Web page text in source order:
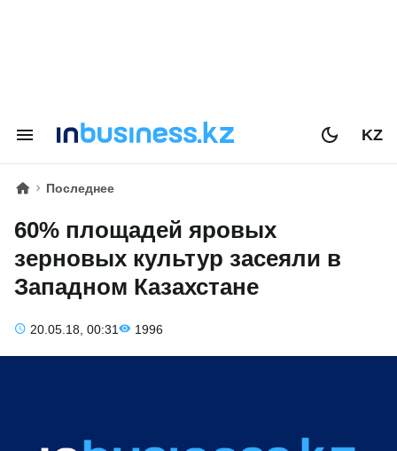
KZ
Последнее
60% площадей яровых
зерновых культур засеяли в
Западном Казахстане
20.05.18, 00:31 1996